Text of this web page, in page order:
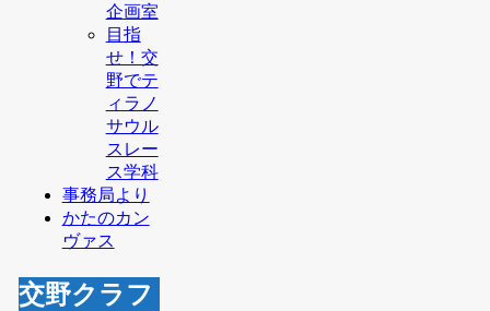
企画室
目指
せ！交
野でテ
ィラノ
サウル
スレー
ス学科
事務局より
かたのカン
ヴァス
交野クラフ